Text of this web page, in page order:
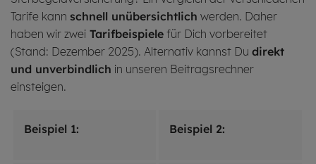
Tarife kann schnell unübersichtlich werden. Daher
haben wir zwei Tarifbeispiele für Dich vorbereitet
(Stand: Dezember 2025). Alternativ kannst Du direkt
und unverbindlich in unseren Beitragsrechner
einsteigen.
Beispiel 1: Beispiel 2: